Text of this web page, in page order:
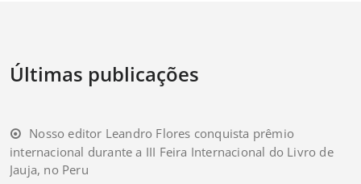
Últimas publicações
Nosso editor Leandro Flores conquista prêmio
internacional durante a III Feira Internacional do Livro de
Jauja, no Peru